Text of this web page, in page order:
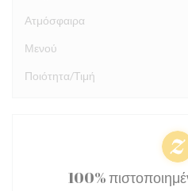
Ατμόσφαιρα
Μενού
Ποιότητα/Τιμή
100%